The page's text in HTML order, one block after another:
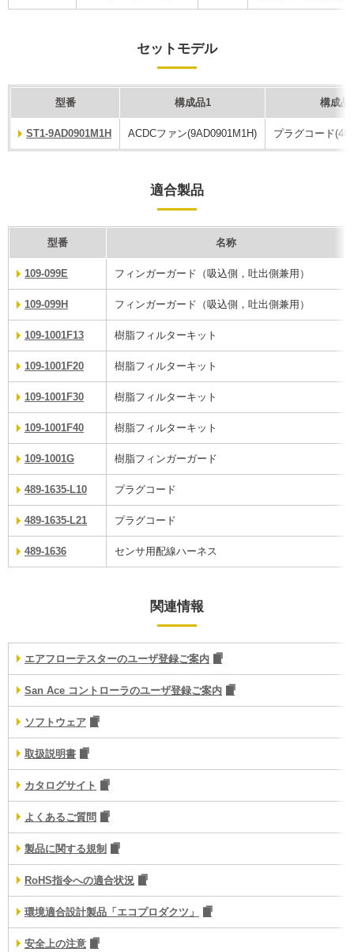
セットモデル
型番 構成品1 構成品
ST1-9AD0901M1H ACDCファン(9AD0901M1H) プラグコード
適合製品
型番 名称
109-099E フィンガーガード（吸込側，吐出側兼用）
109-099H フィンガーガード（吸込側，吐出側兼用）
109-1001F13 樹脂フィルターキット
109-1001F20 樹脂フィルターキット
109-1001F30 樹脂フィルターキット
109-1001F40 樹脂フィルターキット
109-1001G 樹脂フィンガーガード
489-1635-L10 プラグコード
489-1635-L21 プラグコード
489-1636 センサ用配線ハーネス
関連情報
エアフローテスターのユーザ登録ご案内
San Ace コントローラのユーザ登録ご案内
ソフトウェア
取扱説明書
カタログサイト
よくあるご質問
製品に関する規制
RoHS指令への適合状況
環境適合設計製品「エコプロダクツ」
安全上の注意